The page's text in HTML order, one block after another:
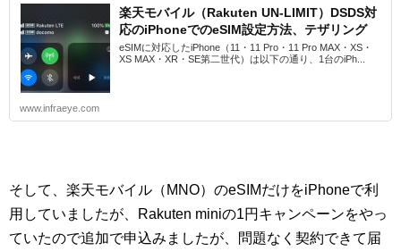
楽天モバイル（Rakuten UN-LIMIT）DSDS対
応のiPhoneでのeSIM設定方法、テザリング
eSIMに対応したiPhone（11・11 Pro・11 Pro MAX・XS・
XS MAX・XR・SE第二世代）は以下の通り、1台のiPh...
www.infraeye.com
そして、楽天モバイル（MNO）のeSIMだけをiPhoneで利
用していましたが、Rakuten miniの1円キャンペーンをやっ
ていたので追加で申込みましたが、問題なく契約できて届